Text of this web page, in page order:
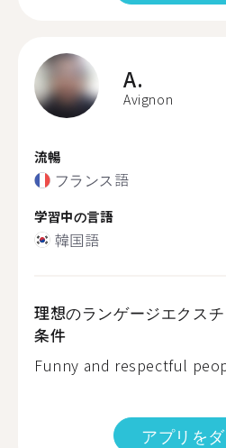
A.
Avignon
流暢
フランス語
学習中の言語
韓国語
理想のランゲージエクス
条件
Funny and respectful
アプリを